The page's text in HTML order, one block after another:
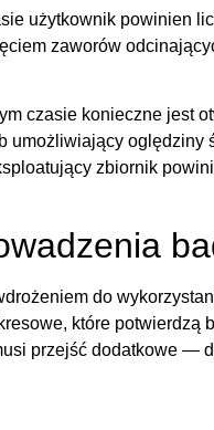
użytkownik powinien
zaworów
czasie konieczne jest
umożliwiający oględziny
zbiornik
do
które potwierdzą
przejść dodatkowe —